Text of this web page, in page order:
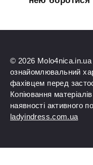
© 2026 Molo4nica.in.ua
ознайомлювальний
фахівцем перед
Копіювання
наявності активного
ladyindress.com.ua